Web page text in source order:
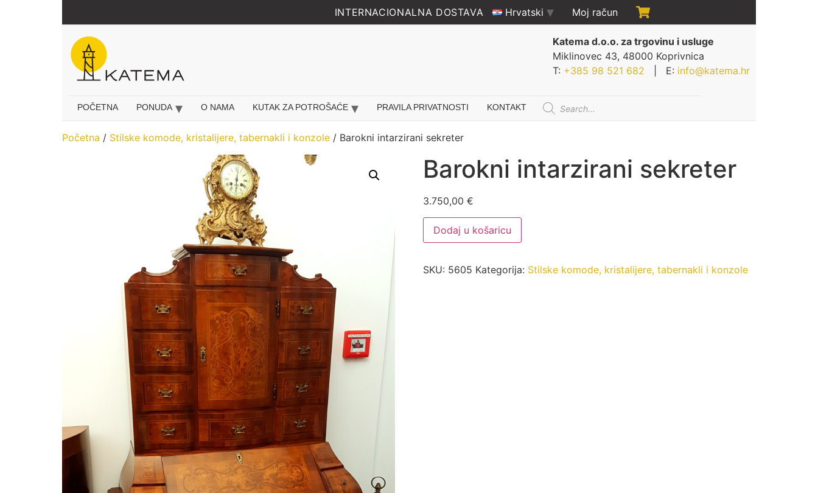
INTERNACIONALNA DOSTAVA Hrvatski Moj račun
Katema d.o.o. za trgovinu i usluge
Miklinovec 43, 48000 Koprivnica
T: +385 98 521 682 | E: info@katema.hr
POČETNA PONUDA O NAMA KUTAK ZA POTROŠAĆE PRAVILA PRIVATNOSTI KONTAKT
Products
search
Početna / Stilske komode, kristalijere, tabernakli i konzole / Barokni intarzirani sekreter
Barokni intarzirani sekreter
3.750,00 €
Barokni
intarzirani
sekreter
Dodaj u košaricu
SKU: 5605 Kategorija: Stilske komode, kristalijere, tabernakli i konzole